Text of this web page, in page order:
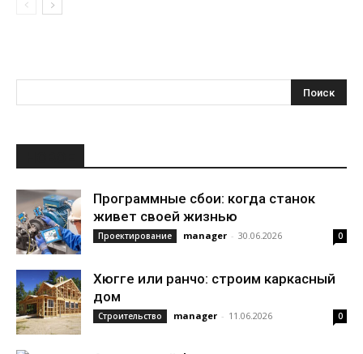
Программные сбои: когда станок
живет своей жизнью
Проектирование manager - 30.06.2026 0
Хюгге или ранчо: строим каркасный
дом
Строительство manager - 11.06.2026 0